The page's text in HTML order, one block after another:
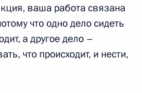
ваша работа связана
что одно дело сидеть
а другое дело –
что происходит, и нести,